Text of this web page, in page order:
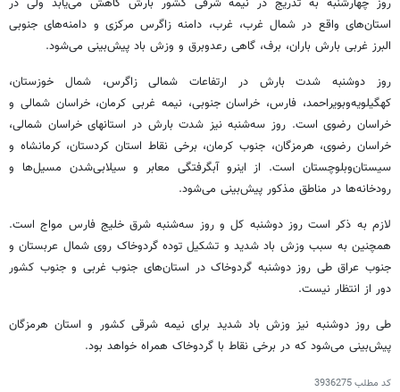
استان‌های واقع در شمال غرب، غرب، دامنه زاگرس مرکزی و دامنه‌های جنوبی
البرز غربی بارش باران، برف، گاهی رعدوبرق و وزش باد پیش‌بینی می‌شود.
روز دوشنبه شدت بارش در ارتفاعات شمالی زاگرس، شمال خوزستان،
کهگیلویه‌وبویراحمد، فارس، خراسان جنوبی، نیمه غربی کرمان، خراسان شمالی و
خراسان رضوی است. روز سه‌شنبه نیز شدت بارش در استانهای خراسان شمالی،
خراسان رضوی، هرمزگان، جنوب کرمان، برخی نقاط استان کردستان، کرمانشاه و
سیستان‌وبلوچستان است. از اینرو آبگرفتگی معابر و سیلابی‌شدن مسیل‌ها و
رودخانه‌ها در مناطق مذکور پیش‌بینی می‌شود.
لازم به ذکر است روز دوشنبه کل و روز سه‌شنبه شرق خلیج فارس مواج است.
همچنین به سبب وزش باد شدید و تشکیل توده گردوخاک روی شمال عربستان و
جنوب عراق طی روز دوشنبه گردوخاک در استان‌های جنوب غربی و جنوب کشور
دور از انتظار نیست.
طی روز دوشنبه نیز وزش باد شدید برای نیمه شرقی کشور و استان هرمزگان
پیش‌بینی می‌شود که در برخی نقاط با گردوخاک همراه خواهد بود.
کد مطلب3936275